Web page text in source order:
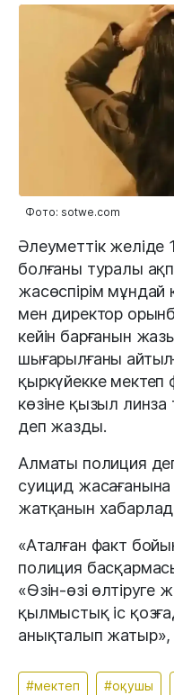
Фото: sotwe.com
Әлеуметтік
болғаны туралы
жасөспірім мұндай
мен директор
кейін барғанын
шығарылғаны
қыркүйекке мектеп
көзіне қызыл линза
деп жазды.
Алматы полиция
суицид жасағанына
жатқанын
«Аталған факт
полиция
«Өзін-өзі өлтіруге
қылмыстық іс
анықталып
#мектеп #оқушы